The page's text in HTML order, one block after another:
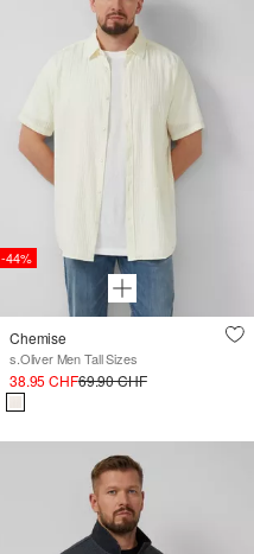
-44%
Chemise
s.Oliver Men Tall Sizes
38.95 CHF69.90 CHF